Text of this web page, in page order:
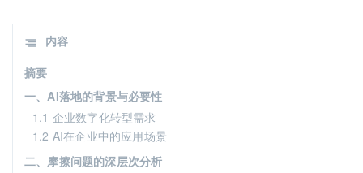
内容
摘要
一、AI落地的背景与必要性
1.1 企业数字化转型需求
1.2 AI在企业中的应用场景
二、摩擦问题的深层次分析